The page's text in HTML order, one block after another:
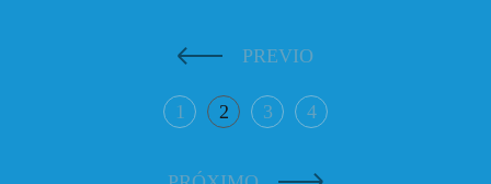
PREVIO
1 2 3 4